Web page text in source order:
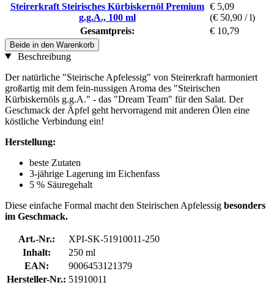
Steirerkraft Steirisches Kürbiskernöl Premium
g.g.A., 100 ml
€ 5,09
(€ 50,90 / l)
Gesamtpreis:
€ 10,79
Beide in den Warenkorb
Beschreibung
Der natürliche "Steirische Apfelessig" von Steirerkraft harmoniert
großartig mit dem fein-nussigen Aroma des "Steirischen
Kürbiskernöls g.g.A." - das "Dream Team" für den Salat. Der
Geschmack der Äpfel geht hervorragend mit anderen Ölen eine
köstliche Verbindung ein!
Herstellung:
beste Zutaten
3-jährige Lagerung im Eichenfass
5 % Säuregehalt
Diese einfache Formal macht den Steirischen Apfelessig besonders
im Geschmack.
Art.-Nr.:
XPI-SK-51910011-250
Inhalt:
250 ml
EAN:
9006453121379
Hersteller-Nr.: 51910011